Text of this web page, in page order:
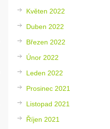
Květen 2022
Duben 2022
Březen 2022
Únor 2022
Leden 2022
Prosinec 2021
Listopad 2021
Říjen 2021